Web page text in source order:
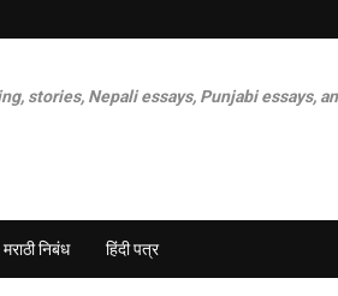
stories, Nepali essays, Punjabi essays,
मराठी निबंध हिंदी पत्र